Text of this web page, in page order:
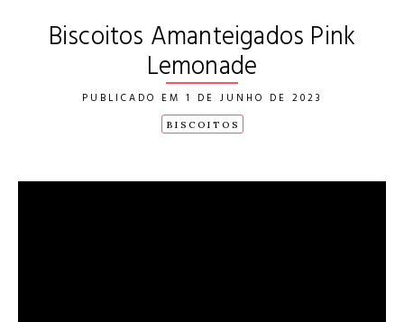
Biscoitos Amanteigados Pink
Lemonade
1 DE JUNHO DE 2023
BISCOITOS